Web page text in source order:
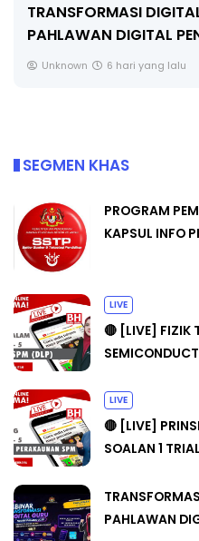
MAJLIS ANUGERAH FFK
PENDIDIKAN - FLeP)
Unknown 7 hari yang lalu
SEGMEN KHAS
PROGRAM
KAPSUL INFO
LIVE
🔴 [LIVE] FIZIK
LIVE
🔴 [LIVE]
SOALAN 1
PAHLAWAN